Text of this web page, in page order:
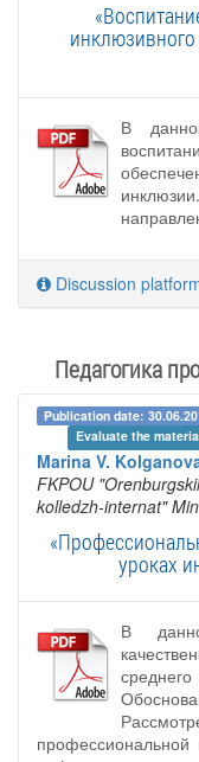
В
Discussion
Педагогика
Publication date:
Evaluate the
Marina V.
FKPOU
kolledzh-internat"
уроках
В
профессиональной